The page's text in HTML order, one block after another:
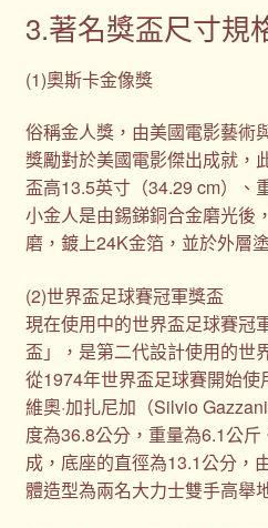
3.著名獎盃尺寸規
(1)奧斯卡金像獎
俗稱金人獎，由美國電影藝術
獎勵對於美國電影傑出成就，
盃高13.5英寸（34.29 cm）、
小金人是由錫銻銅合金磨光後
磨，鍍上24K金箔，並於外層
(2)世界盃足球賽冠軍獎盃
現在使用中的世界盃足球賽冠
盃」，是第二代設計使用的世
從1974年世界盃足球賽開始
維奧·加扎尼加（Silvio
度為36.8公分，重量為6.1公
成，底座的直徑為13.1公分，
體造型為兩名大力士雙手高舉